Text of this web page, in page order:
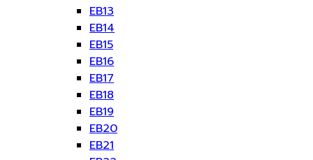
EB13
EB14
EB15
EB16
EB17
EB18
EB19
EB20
EB21